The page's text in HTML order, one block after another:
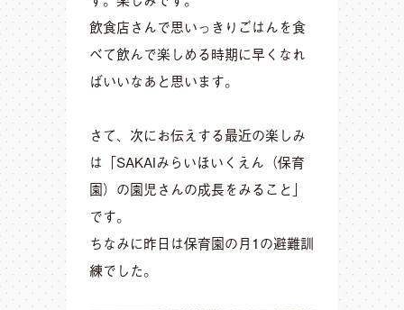
飲食店さんで思いっきりごはんを食
べて飲んで楽しめる時期に早くなれ
ばいいなあと思います。
さて、次にお伝えする最近の楽しみ
は「SAKAIみらいほいくえん（保育
園）の園児さんの成長をみること」
です。
ちなみに昨日は保育園の月1の避難訓
練でした。